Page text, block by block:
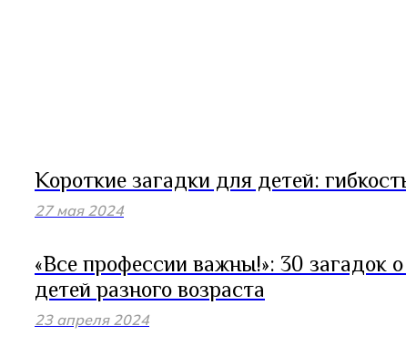
Короткие загадки для детей:
27 мая 2024
«Все профессии важны!»: 30 загадок
детей разного возраста
23 апреля 2024